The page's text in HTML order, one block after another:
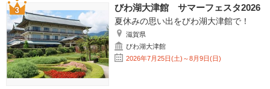
びわ湖大津館 サマーフェスタ2026
夏休みの思い出をびわ湖大津館で！
滋賀県
びわ湖大津館
2026年7月25日(土)～8月9日(日)